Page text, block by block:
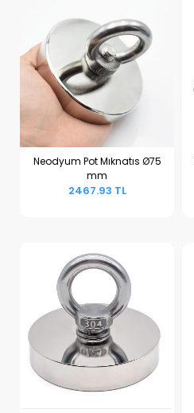
Sepete Ekle
Neodyum Pot Mıknatıs Ø75
mm
2467.93 TL